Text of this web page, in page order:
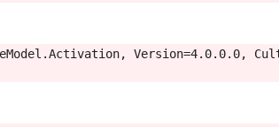
Version=4.0.0.0,